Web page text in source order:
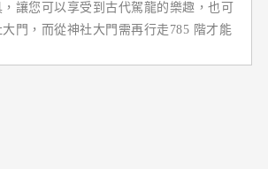
讓您可以享受到古代駕龍的樂趣，也可
門，而從神社大門需再行走785 階才能